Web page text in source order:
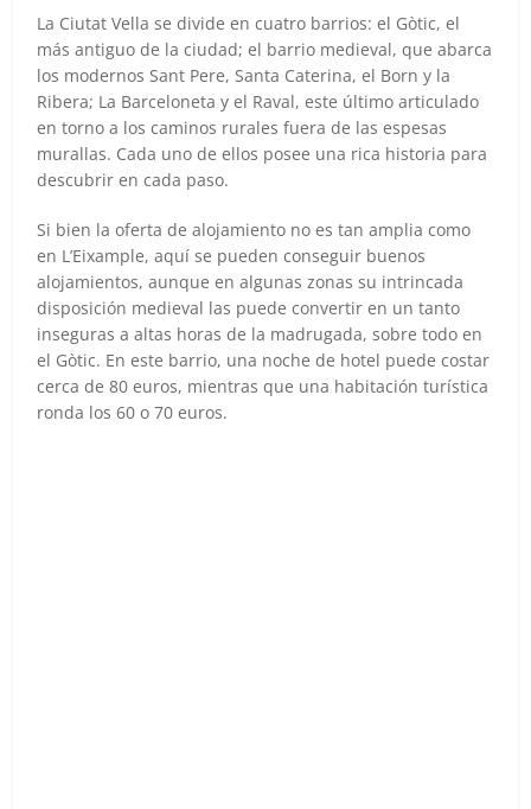
La Ciutat Vella se divide en cuatro barrios: el Gòtic, el
más antiguo de la ciudad; el barrio medieval, que abarca
los modernos Sant Pere, Santa Caterina, el Born y la
Ribera; La Barceloneta y el Raval, este último articulado
en torno a los caminos rurales fuera de las espesas
murallas. Cada uno de ellos posee una rica historia para
descubrir en cada paso.
Si bien la oferta de alojamiento no es tan amplia como
en L’Eixample, aquí se pueden conseguir buenos
alojamientos, aunque en algunas zonas su intrincada
disposición medieval las puede convertir en un tanto
inseguras a altas horas de la madrugada, sobre todo en
el Gòtic. En este barrio, una noche de hotel puede costar
cerca de 80 euros, mientras que una habitación turística
ronda los 60 o 70 euros.